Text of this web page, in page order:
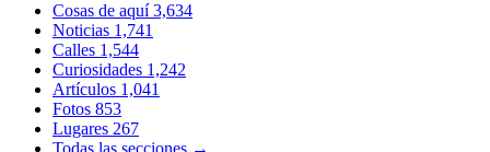
Cosas de aquí3,634
Noticias 1,741
Calles 1,544
Curiosidades 1,242
Artículos 1,041
Fotos 853
Lugares 267
Todas las secciones →